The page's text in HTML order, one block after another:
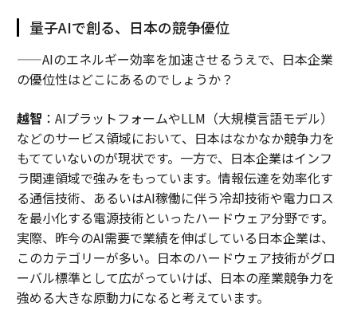
量子AIで創る、日本の競争優位
——AIのエネルギー効率を加速させるうえで、日本企業
の優位性はどこにあるのでしょうか？
越智 ：AIプラットフォームやLLM（大規模言語モデル）
などのサービス領域において、日本はなかなか競争力を
もてていないのが現状です。一方で、日本企業はインフ
ラ関連領域で強みをもっています。情報伝達を効率化す
る通信技術、あるいはAI稼働に伴う冷却技術や電力ロス
を最小化する電源技術といったハードウェア分野です。
実際、昨今のAI需要で業績を伸ばしている日本企業は、
このカテゴリーが多い。日本のハードウェア技術がグロ
ーバル標準として広がっていけば、日本の産業競争力を
強める大きな原動力になると考えています。